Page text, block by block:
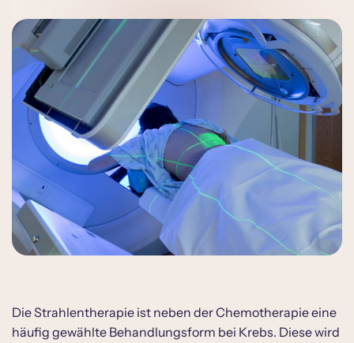
Die Strahlentherapie ist neben der Chemotherapie eine
häufig gewählte Behandlungsform bei Krebs. Diese wird